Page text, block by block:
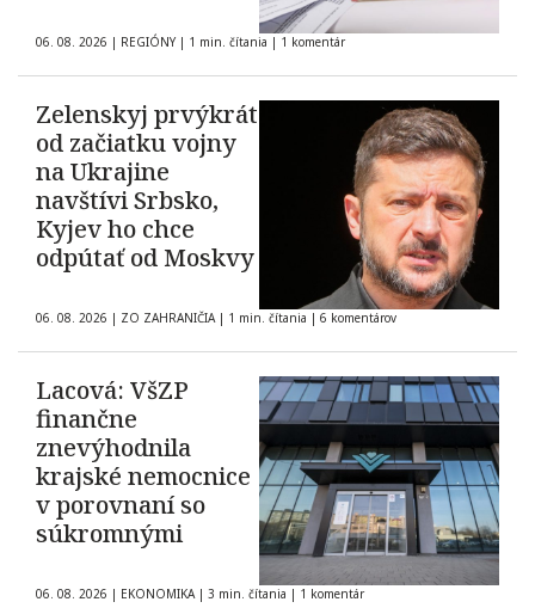
06. 08. 2026 | REGIÓNY | 1 min. čítania | 1 komentár
Zelenskyj prvýkrát
od začiatku vojny
na Ukrajine
navštívi Srbsko,
Kyjev ho chce
odpútať od Moskvy
06. 08. 2026 | ZO ZAHRANIČIA | 1 min. čítania | 6 komentárov
Lacová: VšZP
finančne
znevýhodnila
krajské nemocnice
v porovnaní so
súkromnými
06. 08. 2026 | EKONOMIKA | 3 min. čítania | 1 komentár